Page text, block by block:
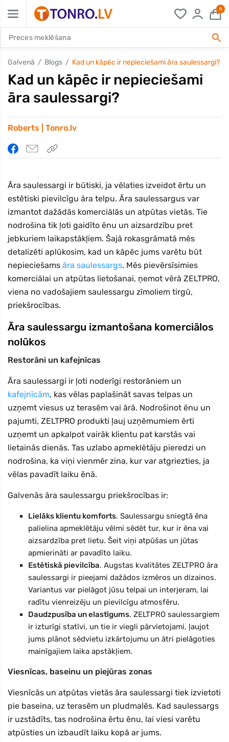
0
Galvenā Blogs Kad un kāpēc ir nepieciešami āra saulessargi?
Kad un kāpēc ir nepieciešami
āra saulessargi?
Roberts | Tonro.lv
Āra saulessargi ir būtiski, ja vēlaties izveidot ērtu un
estētiski pievilcīgu āra telpu. Āra saulessargus var
izmantot dažādās komerciālās un atpūtas vietās. Tie
nodrošina tik ļoti gaidīto ēnu un aizsardzību pret
jebkuriem laikapstākļiem. Šajā rokasgrāmatā mēs
detalizēti aplūkosim, kad un kāpēc jums varētu būt
nepieciešams āra saulessargs. Mēs pievērsīsimies
komerciālai un atpūtas lietošanai, ņemot vērā ZELTPRO,
viena no vadošajiem saulessargu zīmoliem tirgū,
priekšrocības.
Āra saulessargu izmantošana komerciālos
nolūkos
Restorāni un kafejnīcas
Āra saulessargi ir ļoti noderīgi restorāniem un
kafejnīcām, kas vēlas paplašināt savas telpas un
uzņemt viesus uz terasēm vai ārā. Nodrošinot ēnu un
pajumti, ZELTPRO produkti ļauj uzņēmumiem ērti
uzņemt un apkalpot vairāk klientu pat karstās vai
lietainās dienās. Tas uzlabo apmeklētāju pieredzi un
nodrošina, ka viņi vienmēr zina, kur var atgriezties, ja
vēlas pavadīt laiku ēnā.
Galvenās āra saulessargu priekšrocības ir:
Lielāks klientu komforts. Saulessargu sniegtā ēna
palielina apmeklētāju vēlmi sēdēt tur, kur ir ēna vai
aizsardzība pret lietu. Šeit viņi atpūšas un jūtas
apmierināti ar pavadīto laiku.
Estētiskā pievilcība. Augstas kvalitātes ZELTPRO āra
saulessargi ir pieejami dažādos izmēros un dizainos.
Variantus var pielāgot jūsu telpai un interjeram, lai
radītu vienreizēju un pievilcīgu atmosfēru.
Daudzpusība un elastīgums. ZELTPRO saulessargiem
ir izturīgi statīvi, un tie ir viegli pārvietojami, ļaujot
jums plānot sēdvietu izkārtojumu un ātri pielāgoties
mainīgajiem laika apstākļiem.
Viesnīcas, baseinu un piejūras zonas
Viesnīcās un atpūtas vietās āra saulessargi tiek izvietoti
pie baseina, uz terasēm un pludmalēs. Kad saulessargs
ir uzstādīts, tas nodrošina ērtu ēnu, lai viesi varētu
atpūsties un izbaudīt laiku kopā ar jums.